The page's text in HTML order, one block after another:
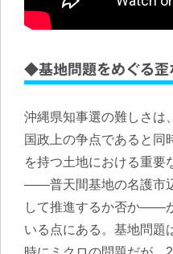
◆基地問題をめぐる歪
沖縄県知事選の難しさは
国政上の争点であると同
を持つ土地における重要
——普天間基地の名護市
して推進するか否か——
いる点にある。基地問題